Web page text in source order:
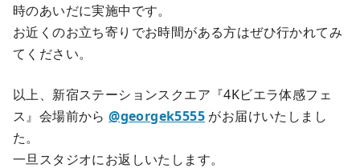
時のあいだに実施中です。
お近くのお立ち寄りでお時間がある方はぜひ行かれてみ
てください。
以上、新宿ステーションスクエア『4Kビエラ体感フェ
ス』会場前から@georgek5555 がお届けいたしまし
た。
一旦スタジオにお返しいたします。